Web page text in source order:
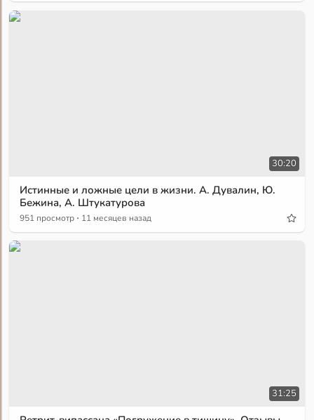
30:20
Истинные и ложные цели в жизни. А. Дувалин, Ю.
Бежина, А. Штукатурова
951 просмотр · 11 месяцев назад
31:25